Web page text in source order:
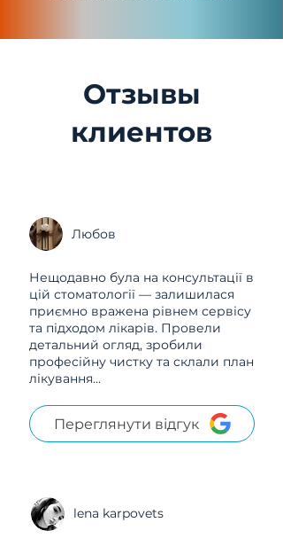
Отзывы
клиентов
Любов
Нещодавно була на консультації в
цій стоматології — залишилася
приємно вражена рівнем сервісу
та підходом лікарів. Провели
детальний огляд, зробили
професійну чистку та склали план
лікування...
Переглянути відгук
lena karpovets